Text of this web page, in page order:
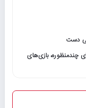
دست
چندمنظوره، بازی‌های